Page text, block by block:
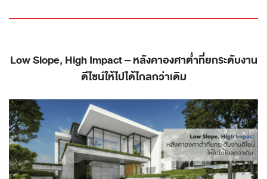
Low Slope, High Impact – หลังคาองศาต่ำที่ยกระดับงาน
ดีไซน์ให้ไปได้ไกลกว่าเดิม